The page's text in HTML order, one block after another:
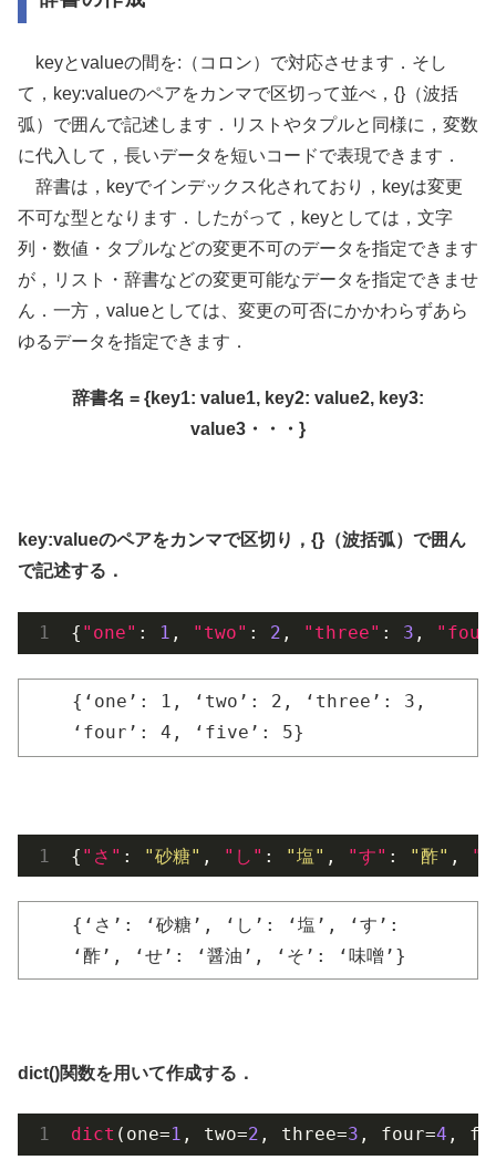
keyとvalueの間を:（コロン）で対応させます．そし
て，key:valueのペアをカンマで区切って並べ，{}（波括
弧）で囲んで記述します．リストやタプルと同様に，変数
に代入して，長いデータを短いコードで表現できます．
辞書は，keyでインデックス化されており，keyは変更
不可な型となります．したがって，keyとしては，文字
列・数値・タプルなどの変更不可のデータを指定できます
が，リスト・辞書などの変更可能なデータを指定できませ
ん．一方，valueとしては、変更の可否にかかわらずあら
ゆるデータを指定できます．
辞書名 = {key1: value1, key2: value2, key3:
value3・・・}
key:valueのペアをカンマで区切り，{}（波括弧）で囲ん
で記述する．
{ "one" : 1 , "two" : 2 , "three" : 3 ,
{‘one’: 1, ‘two’: 2, ‘three’: 3,
‘four’: 4, ‘five’: 5}
{ "さ" : "砂糖" , "し" : "塩" , "す" : "酢" , "
{‘さ’: ‘砂糖’, ‘し’: ‘塩’, ‘す’:
‘酢’, ‘せ’: ‘醤油’, ‘そ’: ‘味噌’}
dict()関数を用いて作成する．
dict (one=1 , two=2 , three=3 , four=4 ,